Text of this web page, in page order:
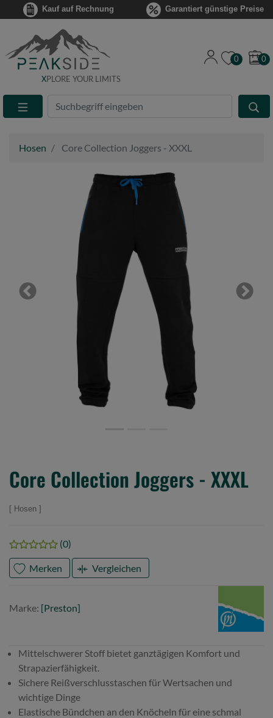
Kauf auf Rechnung Garantiert günstige Preise
XPLORE YOUR LIMITS
Suche
Eingabefeld
0 0
Hosen Core Collection Joggers - XXXL
Previous Next
Core Collection Joggers - XXXL
Hosen
(0)
Merken Vergleichen
Marke: [Preston]
Mittelschwerer Stoff bietet ganztägigen Komfort und
Strapazierfähigkeit.
Sichere Reißverschlusstaschen für Wertsachen und
wichtige Dinge
Elastische Bündchen an den Knöcheln für eine schmal